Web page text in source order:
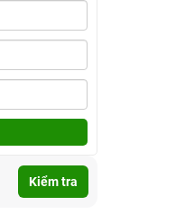
Kiểm tra